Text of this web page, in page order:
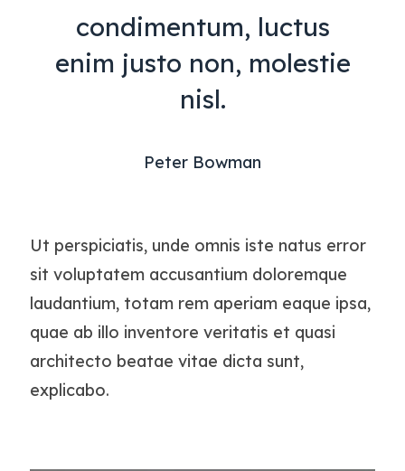
condimentum, luctus
enim justo non, molestie
nisl.
Peter Bowman
Ut perspiciatis, unde omnis iste natus error
sit voluptatem accusantium doloremque
laudantium, totam rem aperiam eaque ipsa,
quae ab illo inventore veritatis et quasi
architecto beatae vitae dicta sunt,
explicabo.